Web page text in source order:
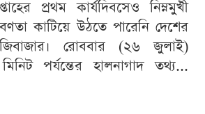
প্রথম কার্যদিবসেও নিম্নমুখী
কাটিয়ে উঠতে পারেনি দেশের
রোববার (২৬ জুলাই)
পর্যন্তের হালনাগাদ তথ্য...